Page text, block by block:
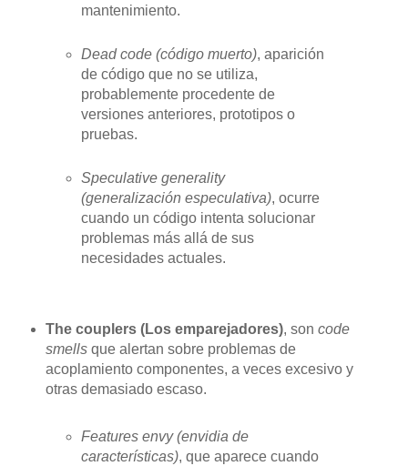
mantenimiento.
Dead code (código muerto), aparición
de código que no se utiliza,
probablemente procedente de
versiones anteriores, prototipos o
pruebas.
Speculative generality
(generalización especulativa), ocurre
cuando un código intenta solucionar
problemas más allá de sus
necesidades actuales.
The couplers (Los emparejadores), son code
smellsque alertan sobre problemas de
acoplamiento componentes, a veces excesivo y
otras demasiado escaso.
Features envy (envidia de
características), que aparece cuando